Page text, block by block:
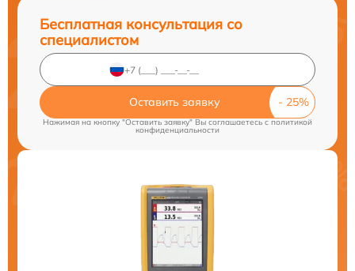
Бесплатная консультация со
специалистом
Оставить заявку
Нажимая на кнопку "Оставить заявку" Вы соглашаетесь cполитикой
конфиденциальности